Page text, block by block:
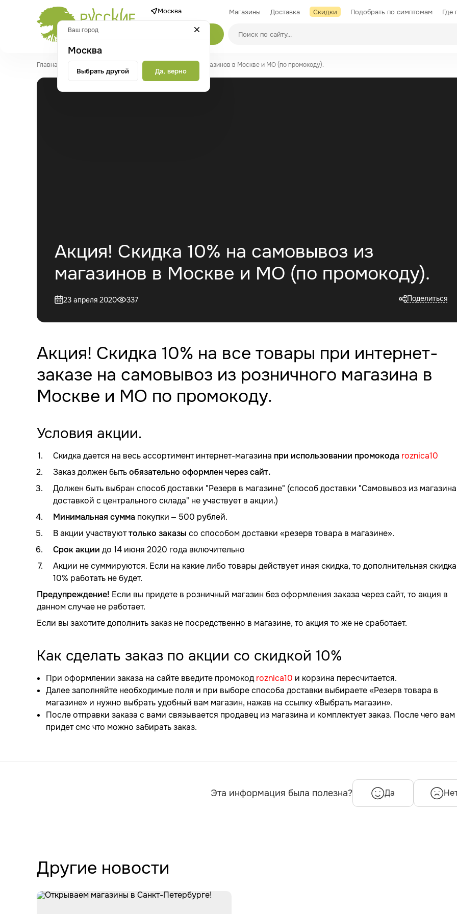
Москва Магазины Доставка Скидки Подобрать по симптомам Где
Производители
Каталог
Главная Акция! Скидка 10% на самовывоз из магазинов в Москве и МО (по промокоду).
Акция! Скидка 10% на самовывоз из
магазинов в Москве и МО (по промокоду).
23 апреля 2020 337 Поделиться
Акция! Скидка 10% на все товары при интернет-
заказе на самовывоз из розничного магазина в
Москве и МО по промокоду.
Условия акции.
Скидка дается на весь ассортимент интернет-магазина при использовании промокода roznica10
Заказ должен бытьобязательно оформлен через сайт.
Должен быть выбран способ доставки "Резерв в магазине" (способ доставки "Самовывоз из
доставкой с центрального склада" не участвует в акции.)
Минимальная сумма покупки – 500 рублей.
В акции участвуюттолько заказы со способом доставки «резерв товара в магазине».
Срок акции до 14 июня 2020 года включительно
Акции не суммируются. Если на какие либо товары действует иная скидка, то дополнительная
10% работать не будет.
Предупреждение! Если вы придете в розничный магазин без оформления заказа через сайт, то акция в
данном случае не работает.
Если вы захотите дополнить заказ не посредственно в магазине, то акция то же не сработает.
Как сделать заказ по акции со скидкой 10%
При оформлении заказа на сайте введите промокодroznica10 и корзина пересчитается.
Далее заполняйте необходимые поля и при выборе способа доставки выбираете «Резерв товара в
магазине» и нужно выбрать удобный вам магазин, нажав на ссылку «Выбрать магазин».
После отправки заказа с вами связывается продавец из магазина и комплектует заказ. После чего вам
придет смс что можно забирать заказ.
Эта информация была полезна? Да
Другие новости
Ваш город
Москва
Выбрать другой Да, верно